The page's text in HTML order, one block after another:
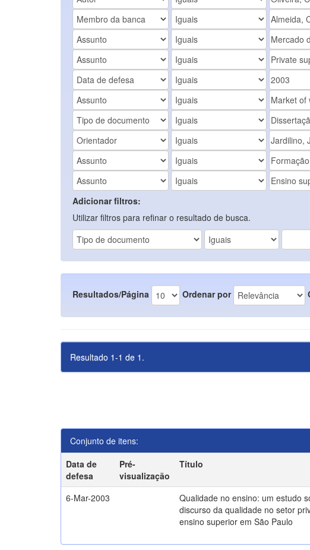
Adicionar filtros:
Utilizar filtros para refinar o resultado de busca.
Resultados/Página Ordenar por
Resultado 1-1 de 1.
Conjunto de itens:
Data de
defesa
Pré-
visualização
Título
6-Mar-2003
Qualidade no ensino: um estudo
discurso da qualidade no setor
ensino superior em São Paulo